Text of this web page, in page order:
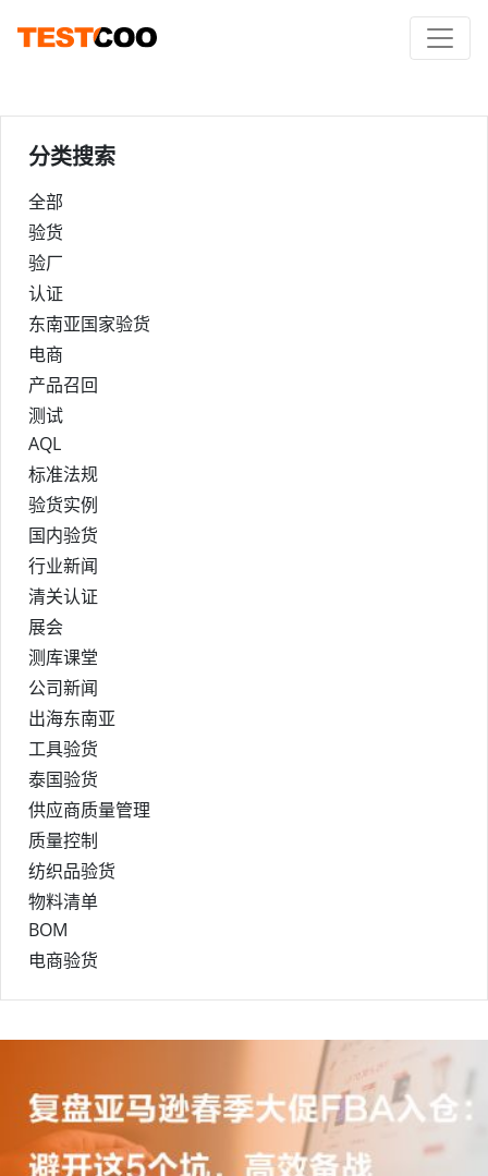
分类搜索
全部
验货
验厂
认证
东南亚国家验货
电商
产品召回
测试
AQL
标准法规
验货实例
国内验货
行业新闻
清关认证
展会
测库课堂
公司新闻
出海东南亚
工具验货
泰国验货
供应商质量管理
质量控制
纺织品验货
物料清单
BOM
电商验货